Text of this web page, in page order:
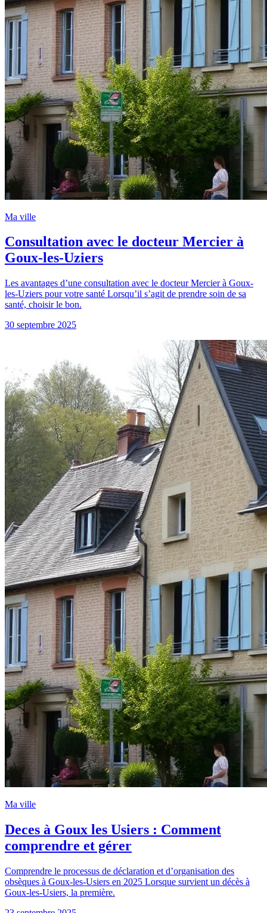
Ma ville
Consultation avec le docteur Mercier à
Goux-les-Uziers
Les avantages d’une consultation avec le docteur Mercier à Goux-
les-Uziers pour votre santé Lorsqu’il s’agit de prendre soin de sa
santé, choisir le bon.
30 septembre 2025
Ma ville
Deces à Goux les Usiers : Comment
comprendre et gérer
Comprendre le processus de déclaration et d’organisation des
obsèques à Goux-les-Usiers en 2025 Lorsque survient un décès à
Goux-les-Usiers, la première.